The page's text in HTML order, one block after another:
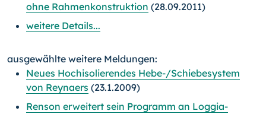
ohne Rahmenkonstruktion (28.09.2011)
weitere Details...
ausgewählte weitere Meldungen:
Neues Hochisolierendes Hebe-/Schiebesystem
von Reynaers (23.1.2009)
Renson erweitert sein Programm an Loggia-